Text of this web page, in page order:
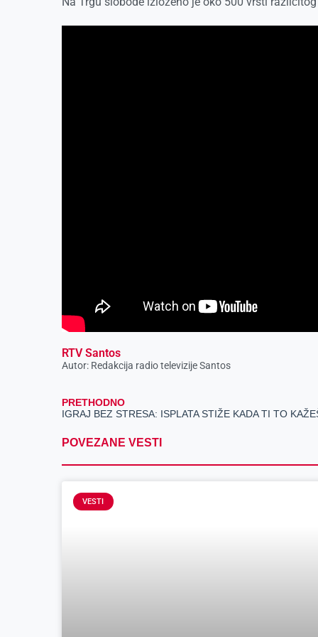
RTV Santos
Autor: Redakcija radio televizije Santos
PRETHODNO
IGRAJ BEZ STRESA: ISPLATA STIŽE KADA TI TO
POVEZANE VESTI
VESTI